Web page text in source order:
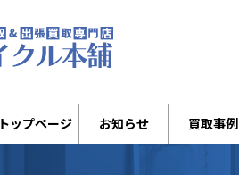
トップページ お知らせ 買取事例